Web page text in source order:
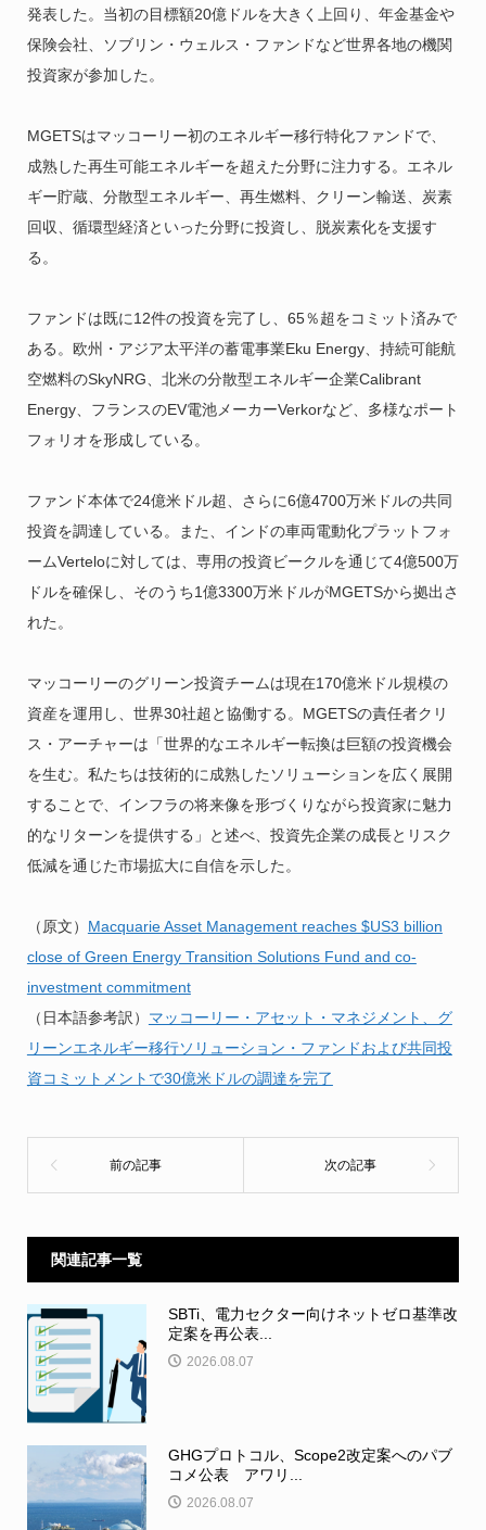
発表した。当初の目標額20億ドルを大きく上回り、年金基金や
保険会社、ソブリン・ウェルス・ファンドなど世界各地の機関
投資家が参加した。
MGETSはマッコーリー初のエネルギー移行特化ファンドで、
成熟した再生可能エネルギーを超えた分野に注力する。エネル
ギー貯蔵、分散型エネルギー、再生燃料、クリーン輸送、炭素
回収、循環型経済といった分野に投資し、脱炭素化を支援す
る。
ファンドは既に12件の投資を完了し、65％超をコミット済みで
ある。欧州・アジア太平洋の蓄電事業Eku Energy、持続可能航
空燃料のSkyNRG、北米の分散型エネルギー企業Calibrant
Energy、フランスのEV電池メーカーVerkorなど、多様なポート
フォリオを形成している。
ファンド本体で24億米ドル超、さらに6億4700万米ドルの共同
投資を調達している。また、インドの車両電動化プラットフォ
ームVerteloに対しては、専用の投資ビークルを通じて4億500万
ドルを確保し、そのうち1億3300万米ドルがMGETSから拠出さ
れた。
マッコーリーのグリーン投資チームは現在170億米ドル規模の
資産を運用し、世界30社超と協働する。MGETSの責任者クリ
ス・アーチャーは「世界的なエネルギー転換は巨額の投資機会
を生む。私たちは技術的に成熟したソリューションを広く展開
することで、インフラの将来像を形づくりながら投資家に魅力
的なリターンを提供する」と述べ、投資先企業の成長とリスク
低減を通じた市場拡大に自信を示した。
（原文） Macquarie Asset Management reaches $US3 billion
close of Green Energy Transition Solutions Fund and co-
investment commitment
（日本語参考訳） マッコーリー・アセット・マネジメント、グ
リーンエネルギー移行ソリューション・ファンドおよび共同投
資コミットメントで30億米ドルの調達を完了
関連記事一覧
SBTi、電力セクター向けネットゼロ基準改
定案を再公表...
2026.08.07
GHGプロトコル、Scope2改定案へのパブ
コメ公表 アワリ...
2026.08.07